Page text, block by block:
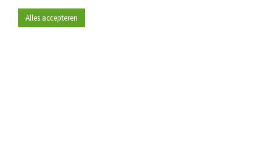
Alles accepteren